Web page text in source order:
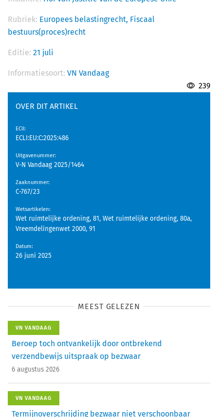
Rubriek: Europees belastingrecht, Fiscaal
bestuurs(proces)recht
Editie: 21 juli
Informatiesoort: VN Vandaag
239
OVER DIT ARTIKEL
EClI:
ECLI:EU:C:2025:486
Uitgavenummer:
V-N Vandaag 2025/1464
Zaaknummer:
C-767/23
Wetsartikelen:
Wet ruimtelijke ordening, 81, Wet ruimtelijke ordening, 80a,
Vreemdelingenwet 2000, 91
Datum:
26 juni 2025
MEEST GELEZEN
VN VANDAAG
Beroep toch ontvankelijk door ontbrekend
verzendbewijs uitspraak op bezwaar
6 augustus 2026
VN VANDAAG
Termijnoverschrijding bezwaar niet verschoonbaar